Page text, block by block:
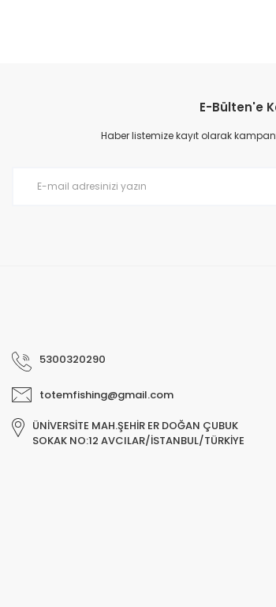
Ürün resmi kalitesiz, bozuk veya görüntülenemiyor.
Ürün açıklamasında eksik bilgiler bulunuyor.
harıka
E-Bülten'e
Haber listemize kayıt olarak
5300320290
totemfishing@gmail.com
ÜNİVERSİTE MAH.ŞEHİR ER DOĞAN ÇUBUK
SOKAK NO:12 AVCILAR/İSTANBUL/TÜRKİYE